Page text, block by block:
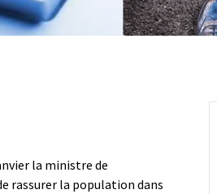
la ministre de
rassurer la population dans